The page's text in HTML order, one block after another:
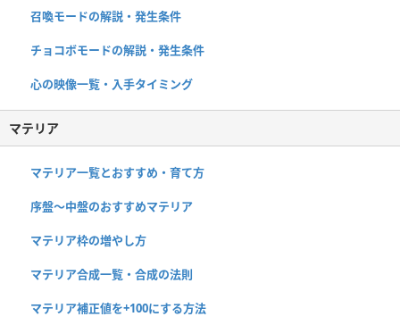
召喚モードの解説・発生条件
チョコボモードの解説・発生条件
心の映像一覧・入手タイミング
マテリア
マテリア一覧とおすすめ・育て方
序盤～中盤のおすすめマテリア
マテリア枠の増やし方
マテリア合成一覧・合成の法則
マテリア補正値を+100にする方法